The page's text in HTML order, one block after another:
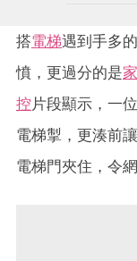
搭電梯遇到手多
憤，更過分的是
控 片段顯示，一
電梯掣，更湊前
電梯門夾住，令